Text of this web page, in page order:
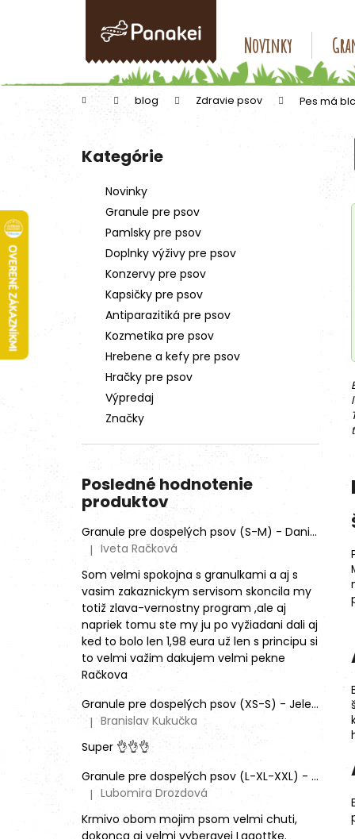
Novinky
Domov blog Zdravie psov Pes má
Preskočiť
kategórie
Kategórie
Novinky
Granule pre psov
Pamlsky pre psov
Doplnky výživy pre psov
Konzervy pre psov
Kapsičky pre psov
Antiparazitiká pre psov
Kozmetika pre psov
Hrebene a kefy pre psov
Hračky pre psov
Výpredaj
Značky
Posledné hodnotenie
produktov
Granule pre dospelých psov (S-M) - Daniel škvrnitý (SENSITIVE)
Hodnotenie produktu je 5 z 5 hviezdičiek.
| Iveta Račková
Som velmi spokojna s granulkami a aj s
vasim zakaznickym servisom skoncila my
totiž zlava-vernostny program ,ale aj
napriek tomu ste my ju po vyžiadani dali aj
ked to bolo len 1,98 eura už len s principu si
to velmi važim dakujem velmi pekne
Račkova
Granule pre dospelých psov (XS-S) - Jeleň lesný (SENSITIVE) 9kg
Hodnotenie produktu je 5 z 5 hviezdičiek.
| Branislav Kukučka
Super 👌👌👌
Granule pre dospelých psov (L-XL-XXL) - Mix rôznych príchutí (3ks)
Hodnotenie produktu je 5 z 5 hviezdičiek.
| Lubomira Drozdová
Krmivo obom mojim psom velmi chuti,
dokonca aj velmi vyberavej Lagottke.
k
obchodu
obchodu